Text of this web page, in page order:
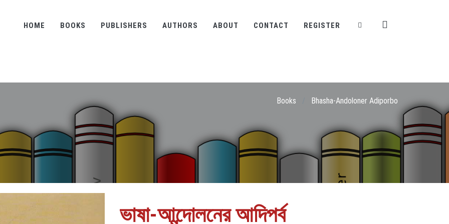
HOME BOOKS PUBLISHERS AUTHORS ABOUT CONTACT REGISTER
Books Bhasha-Andoloner Adiporbo
ভাষা-আন্দোলনের আদিপর্ব